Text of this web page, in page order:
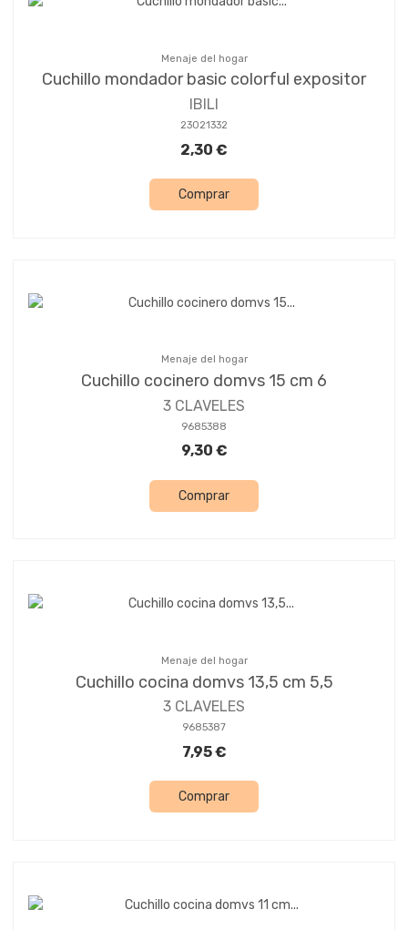
Menaje del hogar
Cuchillo mondador basic colorful expositor
IBILI
23021332
2,30 €
Comprar
Menaje del hogar
Cuchillo cocinero domvs 15 cm 6
3 CLAVELES
9685388
9,30 €
Comprar
Menaje del hogar
Cuchillo cocina domvs 13,5 cm 5,5
3 CLAVELES
9685387
7,95 €
Comprar